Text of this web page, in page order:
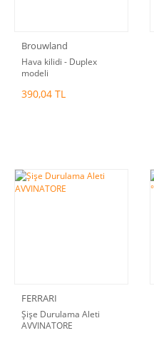
Brouwland
Hava kilidi - Duplex
modeli
390,04 TL
FERRARI
Şişe Durulama Aleti
AVVINATORE